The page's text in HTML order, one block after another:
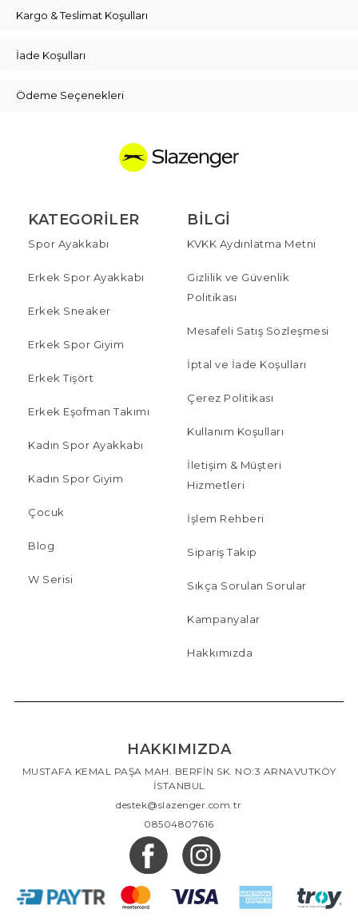
Kargo & Teslimat Koşulları
İade Koşulları
Ödeme Seçenekleri
KATEGORILER
Spor Ayakkabı
Erkek Spor Ayakkabı
Erkek Sneaker
Erkek Spor Giyim
Erkek Tişört
Erkek Eşofman Takımı
Kadın Spor Ayakkabı
Kadın Spor Giyim
Çocuk
Blog
W Serisi
BILGI
KVKK Aydınlatma Metni
Gizlilik ve Güvenlik
Politikası
Mesafeli Satış Sözleşmesi
İptal ve İade Koşulları
Çerez Politikası
Kullanım Koşulları
İletişim & Müşteri
Hizmetleri
İşlem Rehberi
Sipariş Takip
Sıkça Sorulan Sorular
Kampanyalar
Hakkımızda
HAKKIMIZDA
MUSTAFA KEMAL PAŞA MAH. BERFİN SK. NO:3 ARNAVUTKÖY
İSTANBUL
destek@slazenger.com.tr
08504807616